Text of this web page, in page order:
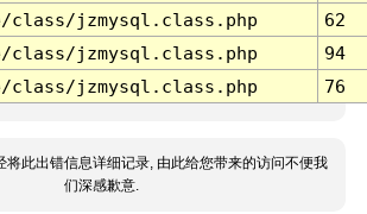
class/jzmysql.class.php
62
class/jzmysql.class.php
94
class/jzmysql.class.php 76
将此出错信息详细记录, 由此给您带来的访问不便我
们深感歉意.